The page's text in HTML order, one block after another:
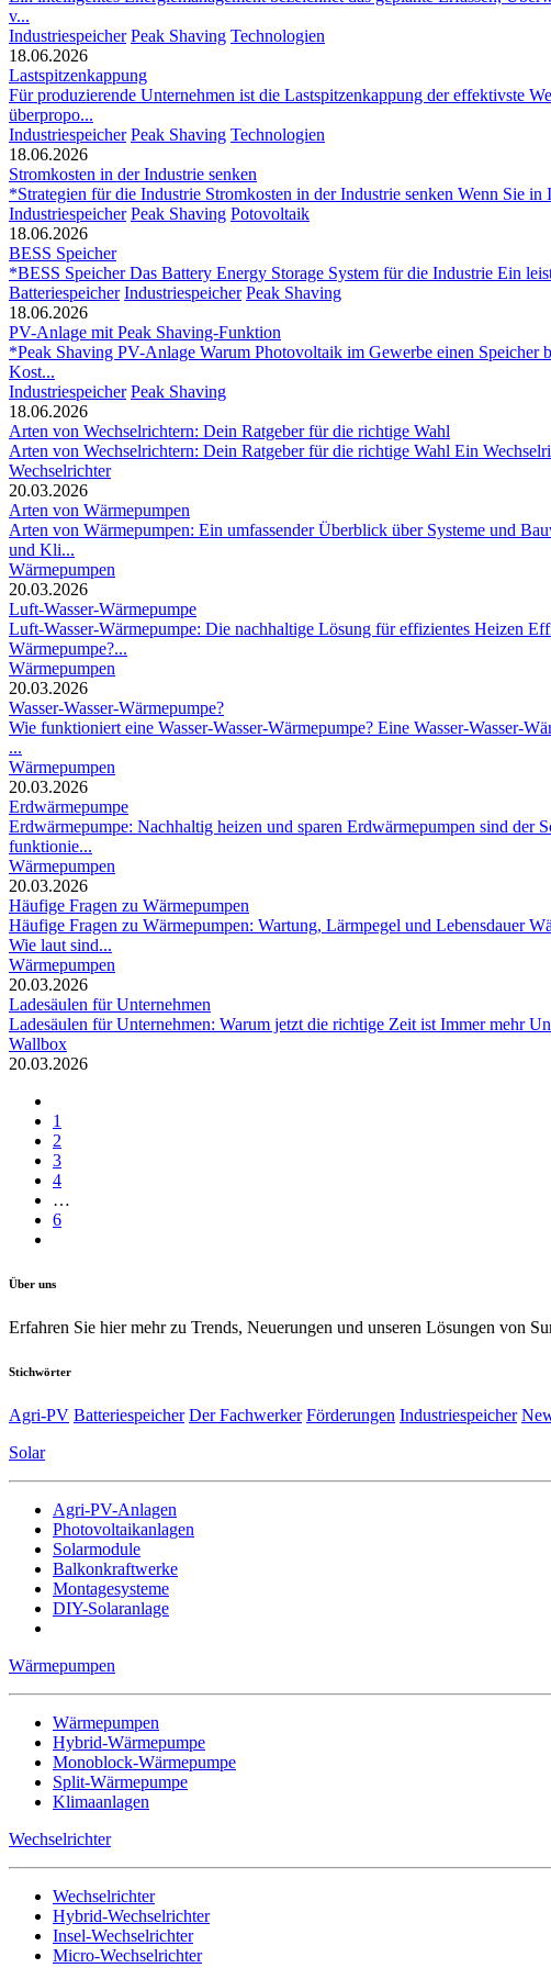
v...
Industriespeicher Peak Shaving Technologien
18.06.2026
Lastspitzenkappung
Für produzierende Unternehmen ist die Lastspitzenkappung der effektivste
überpropo...
Industriespeicher Peak Shaving Technologien
18.06.2026
Stromkosten in der Industrie senken
*Strategien für die Industrie Stromkosten in der Industrie senken Wenn Sie
Industriespeicher Peak Shaving Potovoltaik
18.06.2026
BESS Speicher
*BESS Speicher Das Battery Energy Storage System für die Industrie Ein
Batteriespeicher Industriespeicher Peak Shaving
18.06.2026
PV-Anlage mit Peak Shaving-Funktion
*Peak Shaving PV-Anlage Warum Photovoltaik im Gewerbe einen
Kost...
Industriespeicher Peak Shaving
18.06.2026
Arten von Wechselrichtern: Dein Ratgeber für die richtige Wahl
Arten von Wechselrichtern: Dein Ratgeber für die richtige Wahl Ein
Wechselrichter
20.03.2026
Arten von Wärmepumpen
Arten von Wärmepumpen: Ein umfassender Überblick über Systeme und
und Kli...
Wärmepumpen
20.03.2026
Luft-Wasser-Wärmepumpe
Luft-Wasser-Wärmepumpe: Die nachhaltige Lösung für effizientes Heizen
Wärmepumpe?...
Wärmepumpen
20.03.2026
Wasser-Wasser-Wärmepumpe?
Wie funktioniert eine Wasser-Wasser-Wärmepumpe? Eine Wasser-Wasser-
...
Wärmepumpen
20.03.2026
Erdwärmepumpe
Erdwärmepumpe: Nachhaltig heizen und sparen Erdwärmepumpen sind
funktionie...
Wärmepumpen
20.03.2026
Häufige Fragen zu Wärmepumpen
Häufige Fragen zu Wärmepumpen: Wartung, Lärmpegel und Lebensdauer
Wie laut sind...
Wärmepumpen
20.03.2026
Ladesäulen für Unternehmen
Ladesäulen für Unternehmen: Warum jetzt die richtige Zeit ist Immer mehr
Wallbox
20.03.2026
1
2
3
4
…
6
Über uns
Erfahren Sie hier mehr zu Trends, Neuerungen und unseren Lösungen von
Stichwörter
Agri-PV Batteriespeicher Der Fachwerker Förderungen Industriespeicher
Solar
Agri-PV-Anlagen
Photovoltaikanlagen
Solarmodule
Balkonkraftwerke
Montagesysteme
DIY-Solaranlage
Wärmepumpen
Wärmepumpen
Hybrid-Wärmepumpe
Monoblock-Wärmepumpe
Split-Wärmepumpe
Klimaanlagen
Wechselrichter
Wechselrichter
Hybrid-Wechselrichter
Insel-Wechselrichter
Micro-Wechselrichter